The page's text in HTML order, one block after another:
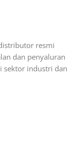
resmi
dan penyaluran
sektor industri dan